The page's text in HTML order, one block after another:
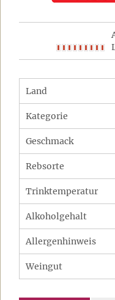
Land
Kategorie
Geschmack
Rebsorte
Trinktemperatur
Alkoholgehalt
Allergenhinweis
Weingut